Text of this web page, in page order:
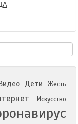
Дети
Жесть
Искусство